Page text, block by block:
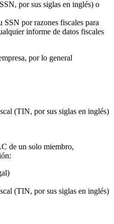
por sus siglas en inglés) o
SSN por razones fiscales para
informe de datos fiscales
por lo general
(TIN, por sus siglas en inglés)
de un solo miembro,
(TIN, por sus siglas en inglés)